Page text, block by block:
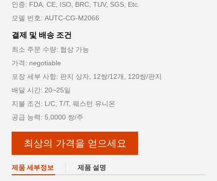
인증: FDA, CE, ISO, BRC, TUV, SGS, Etc.
모델 번호: AUTC-CG-M2066
결제 및 배송 조건
최소 주문 수량: 협상 가능
가격: negotiable
포장 세부 사항: 판지 상자, 12쌍/12개, 120쌍/판지
배달 시간: 20~25일
지불 조건: L/C, T/T, 웨스턴 유니온
공급 능력: 5,0000 쌍/주
최상의 가격을 얻으세요
제품 세부정보 제품 설명